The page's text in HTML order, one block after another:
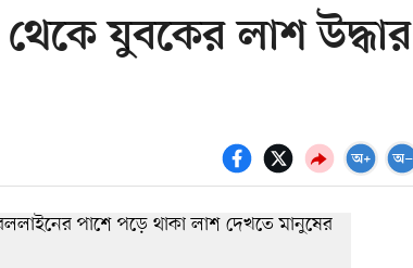
যুবকের লাশ উদ্ধার